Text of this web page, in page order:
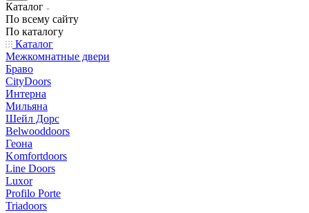
Каталог
По всему сайту
По каталогу
Каталог
Межкомнатные двери
Браво
CityDoors
Интерна
Мильяна
Шейл Дорс
Belwooddoors
Геона
Komfortdoors
Line Doors
Luxor
Profilo Porte
Triadoors